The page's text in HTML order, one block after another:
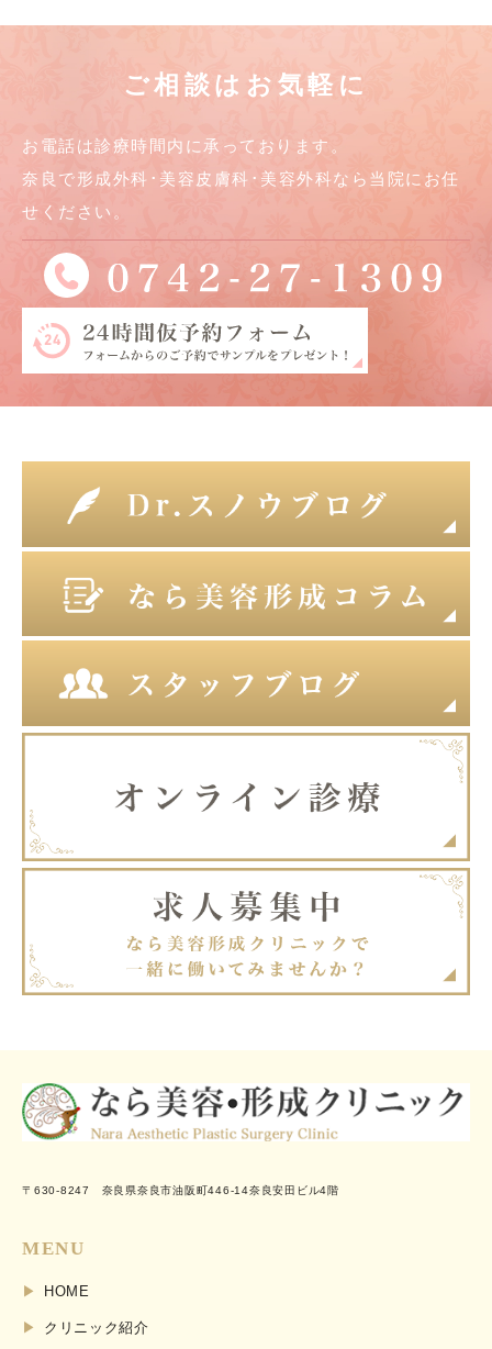
ご相談はお気軽に
お電話は診療時間内に承っております。
奈良で形成外科･美容皮膚科･美容外科なら当院にお任
せください。
〒630-8247 奈良県奈良市油阪町446-14奈良安田ビル4階
MENU
HOME
クリニック紹介